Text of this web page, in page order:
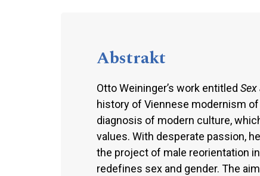
Abstrakt
Otto Weininger’s work entitled
history of Viennese modernism
diagnosis of modern culture,
values. With desperate passion,
the project of male reorientation
redef‌ines sex and gender. The